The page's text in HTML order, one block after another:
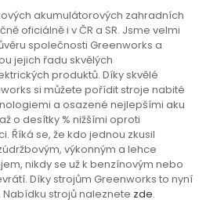
akumulátorových zahradních
oficiálně i v ČR a SR. Jsme velmi
společnosti Greenworks a
jejich řadu skvělých
produktů. Díky skvělé
si můžete pořídit stroje nabité
a osazené nejlepšími aku
o desítky % nižšími oproti
Říká se, že kdo jednou zkusil
výkonným a lehce
nikdy se už k benzínovým nebo
Díky strojům Greenworks to nyní
Nabídku strojů naleznete zde.